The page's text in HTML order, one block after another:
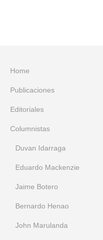
Home
Publicaciones
Editoriales
Columnistas
Duvan Idarraga
Eduardo Mackenzie
Jaime Botero
Bernardo Henao
John Marulanda